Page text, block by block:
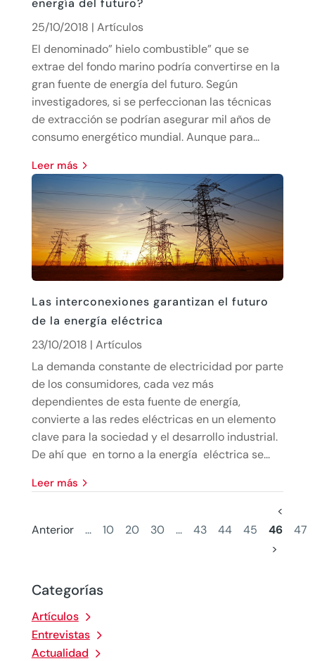
Categorías
Artículos
Entrevistas
Actualidad
energía del futuro?
25/10/2018 | Artículos
El denominado” hielo combustible” que se
extrae del fondo marino podría convertirse en la
gran fuente de energía del futuro. Según
investigadores, si se perfeccionan las técnicas
de extracción se podrían asegurar mil años de
consumo energético mundial. Aunque para...
leer más
Las interconexiones garantizan el futuro
de la energía eléctrica
23/10/2018 | Artículos
La demanda constante de electricidad por parte
de los consumidores, cada vez más
dependientes de esta fuente de energía,
convierte a las redes eléctricas en un elemento
clave para la sociedad y el desarrollo industrial.
De ahí que en torno a la energía eléctrica se...
leer más
<
Anterior
... 10 20 30 ... 43 44 45 46
47
>